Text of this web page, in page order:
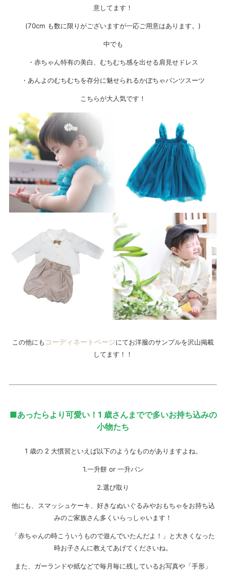
意してます！
(70cm も数に限りがございますが一応ご用意はあります。)
中でも
・赤ちゃん特有の美白、むちむち感を出せる肩見せドレス
・あんよのむちむちを存分に魅せられるかぼちゃパンツスーツ
こちらが大人気です！
この他にも コーディネートページにてお洋服のサンプルを沢山掲載
してます！！
■あったらより可愛い！1 歳さんまでで多いお持ち込みの
小物たち
1 歳の 2 大慣習といえば以下のようなものがありますよね。
1.一升餅 or 一升パン
2.選び取り
他にも、スマッシュケーキ、好きなぬいぐるみやおもちゃをお持ち込
みのご家族さん多くいらっしゃいます！
「赤ちゃんの時こういうもので遊んでいたんだよ！」と大きくなった
時お子さんに教えてあげてくださいね。
また、ガーランドや紙などで毎月毎に残しているお写真や「手形」